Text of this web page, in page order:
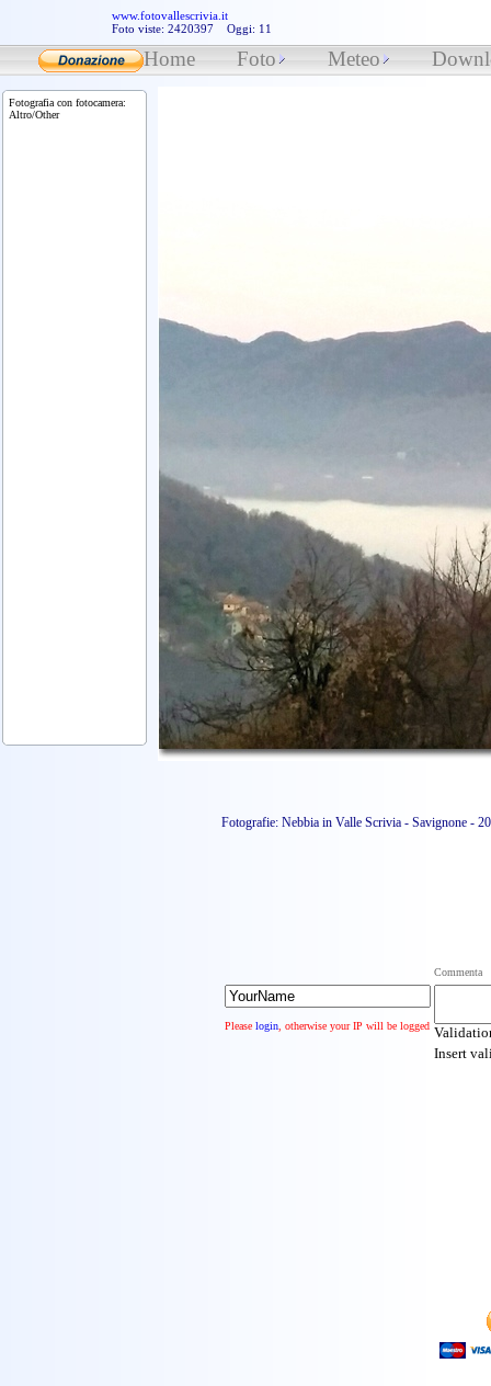
www.fotovallescrivia.it
Foto viste: 2420397 Oggi: 11
Home Foto Meteo
Fotografie: Nebbia in Valle Scrivia - Savignone -
Commenta
Please login , otherwise your IP will be logged
Insert
Fotografia con fotocamera:
Altro/Other